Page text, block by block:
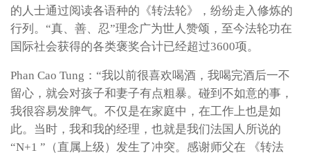
的人士通过阅读各语种的《转法轮》，纷纷走入修炼的
行列。“真、善、忍”理念广为世人赞颂，至今法轮功在
国际社会获得的各类褒奖合计已经超过3600项。
Phan Cao Tung：“我以前很喜欢喝酒，我喝完酒后一不
留心，就会对孩子和妻子有点粗暴。碰到不如意的事，
我很容易发脾气。不仅是在家庭中，在工作上也是如
此。当时，我和我的经理，也就是我们法国人所说的
“N+1 ”（直属上级）发生了冲突。感谢师父在 《转法